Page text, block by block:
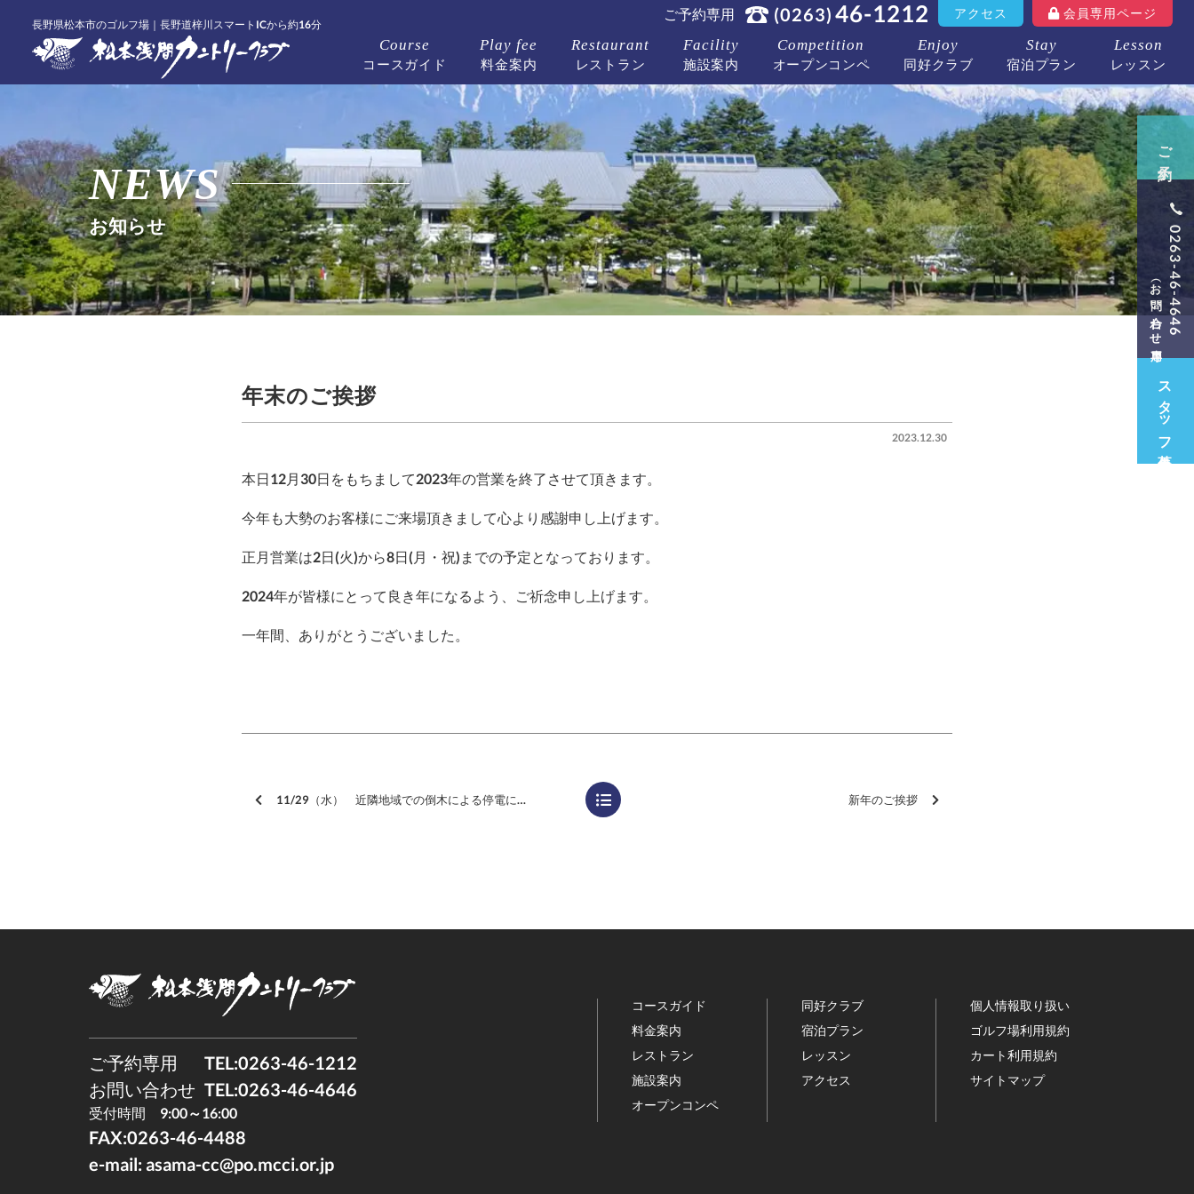
長野県松本市のゴルフ場｜長野道梓川スマートICから約16分
ご予約専用 (0263) 46-1212 アクセス 会員専用ページ
コースガイド
Course
料金案内
Play fee
レストラン
Restaurant
施設案内
Facility
オープンコンペ
Competition
同好クラブ
Enjoy
宿泊プラン
Stay
レッスン
Lesson
お知らせ
NEWS
2023.12.30
年末のご挨拶
本日12月30日をもちまして2023年の営業を終了させて頂きます。
今年も大勢のお客様にご来場頂きまして心より感謝申し上げます。
正月営業は2日(火)から8日(月・祝)までの予定となっております。
2024年が皆様にとって良き年になるよう、ご祈念申し上げます。
一年間、ありがとうございました。
11/29（水） 近隣地域での倒木による停電について 新年のご挨拶
コースガイド
料金案内
レストラン
施設案内
オープンコンペ
同好クラブ
宿泊プラン
レッスン
アクセス
個人情報取り扱い
ゴルフ場利用規約
カート利用規約
サイトマップ
ご予約専用
TEL:0263-46-1212
お問い合わせ TEL:0263-46-4646
受付時間 9:00～16:00
FAX:0263-46-4488
e-mail: asama-cc@po.mcci.or.jp
0263-46-4646
（お問い合わせ専用）
ご予約
スタッフ募集中